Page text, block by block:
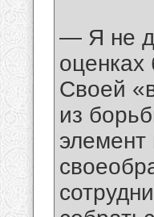
— Я не
оценках
Своей
из